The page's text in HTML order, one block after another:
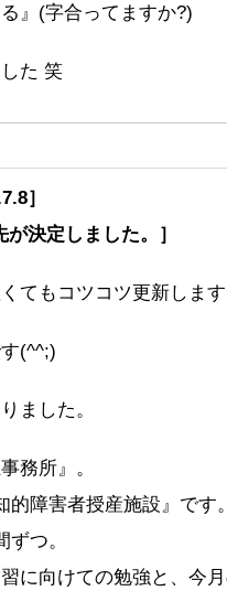
る』(字合ってますか?)
た 笑
］
が決定しました。］
てもコツコツ更新します
(^^;)
ました。
務所』。
的障害者授産施設』です。
ずつ。
に向けての勉強と、今